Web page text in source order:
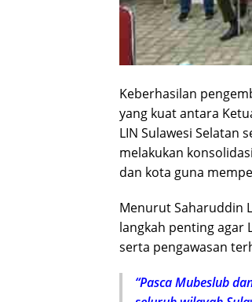
Keberhasilan
yang kuat antara
LIN Sulawesi Selatan
melakukan
dan kota guna
Menurut Saharuddin
langkah penting agar
serta pengawasan
“Pasca Mubeslub